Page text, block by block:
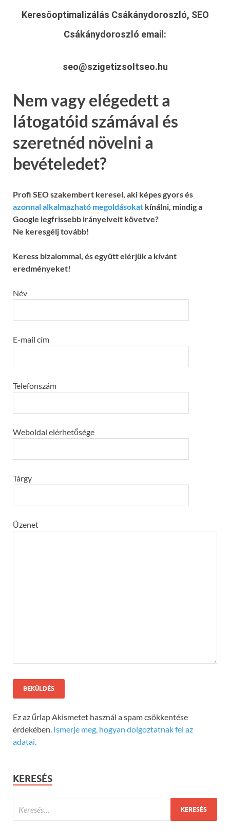
Keresőoptimalizálás Csákánydoroszló, SEO
Csákánydoroszló email:
seo@szigetizsoltseo.hu
Nem vagy elégedett a
látogatóid számával és
szeretnéd növelni a
bevételedet?
Profi SEO szakembert keresel, aki képes gyors és
azonnal alkalmazható megoldásokat kínálni, mindig a
Google legfrissebb irányelveit követve?
Ne keresgélj tovább!
Keress bizalommal, és együtt elérjük a kívánt
eredményeket!
Név
E-mail cím
Telefonszám
Weboldal elérhetősége
Tárgy
Üzenet
Ez az űrlap Akismetet használ a spam csökkentése
érdekében. Ismerje meg, hogyan dolgoztatnak fel az
adatai.
KERESÉS